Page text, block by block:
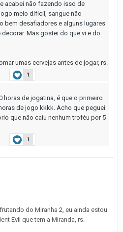
acabei não fazendo isso de
meio difícil, sangue não
bem desafiadores e alguns lugares
Mas gostei do que vi e do
umas cervejas antes de jogar, rs.
1
horas de jogatina, é que o primeiro
de jogo kkkk. Acho que peguei
que não caiu nenhum troféu por 5
1
do Miranha 2, eu ainda estou
Evil que tem a Miranda, rs.